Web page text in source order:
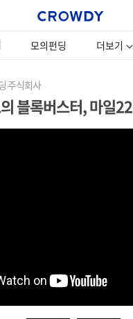
모의펀딩 더보기
주식회사
블록버스터, 마일22